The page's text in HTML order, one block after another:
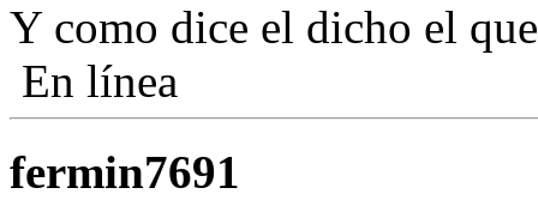
Y como dice el dicho el
En línea
fermin7691